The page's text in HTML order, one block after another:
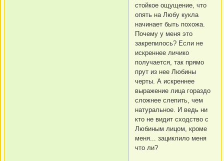
стойкое ощущение, что
опять на Любу кукла
начинает быть похожа.
Почему у меня это
закрепилось? Если не
искреннее личико
получается, так прямо
прут из нее Любины
черты. А искреннее
выражение лица гораздо
сложнее слепить, чем
натуральное. И ведь ни
кто не видит сходство с
Любиным лицом, кроме
меня... зациклило меня
что ли?